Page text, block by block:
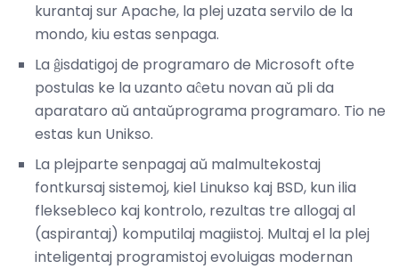
kurantaj sur Apache, la plej uzata servilo de la
mondo, kiu estas senpaga.
La ĝisdatigoj de programaro de Microsoft ofte
postulas ke la uzanto aĉetu novan aŭ pli da
aparataro aŭ antaŭprograma programaro. Tio ne
estas kun Unikso.
La plejparte senpagaj aŭ malmultekostaj
fontkursaj sistemoj, kiel Linukso kaj BSD, kun ilia
fleksebleco kaj kontrolo, rezultas tre allogaj al
(aspirantaj) komputilaj magiistoj. Multaj el la plej
inteligentaj programistoj evoluigas modernan